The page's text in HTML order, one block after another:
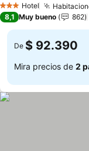
3 Estrellas
Hotel
8,1 Muy bueno 862
De $ 92.390
Mira precios de 2